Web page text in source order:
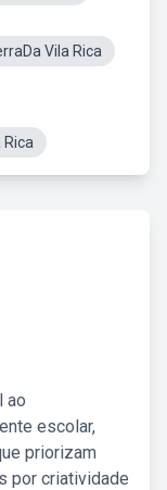
Vila Rica
Rica
ao
escolar,
priorizam
por criatividade